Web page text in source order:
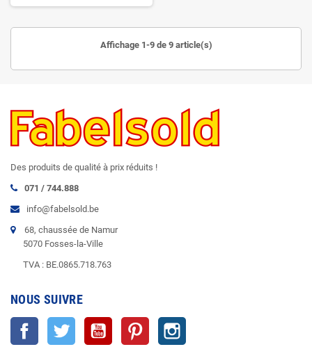
Affichage 1-9 de 9 article(s)
Des produits de qualité à prix réduits !
071 / 744.888
info@fabelsold.be
68, chaussée de Namur
5070 Fosses-la-Ville
TVA : BE.0865.718.763
NOUS SUIVRE
Facebook Twitter YouTube Pinterest